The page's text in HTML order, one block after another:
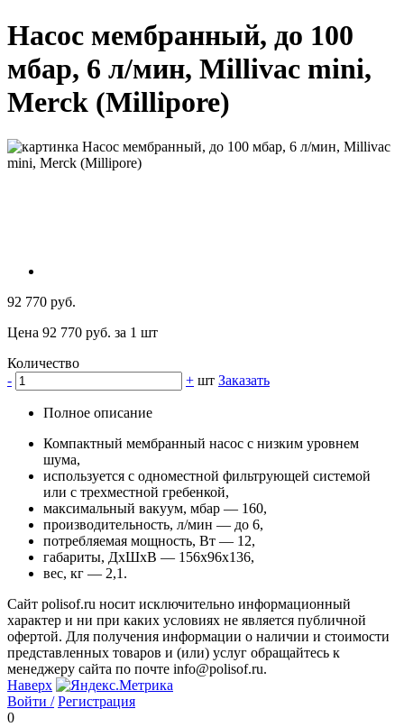
Насос мембранный, до 100
мбар, 6 л/мин, Millivac mini,
Merсk (Millipore)
92 770 руб.
Цена 92 770 руб. за 1 шт
Количество
-
+ шт Заказать
Полное описание
Компактный мембранный насос с низким уровнем
шума,
используется с одноместной фильтрующей системой
или с трехместной гребенкой,
максимальный вакуум, мбар — 160,
производительность, л/мин — до 6,
потребляемая мощность, Вт — 12,
габариты, ДхШхВ — 156х96х136,
вес, кг — 2,1.
Сайт polisof.ru носит исключительно информационный
характер и ни при каких условиях не является публичной
офертой. Для получения информации о наличии и стоимости
представленных товаров и (или) услуг обращайтесь к
менеджеру сайта по почте info@polisof.ru.
Наверх
Войти / Регистрация
0